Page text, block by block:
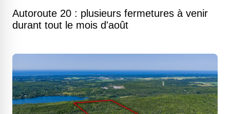
Autoroute 20 : plusieurs fermetures à venir
durant tout le mois d'août